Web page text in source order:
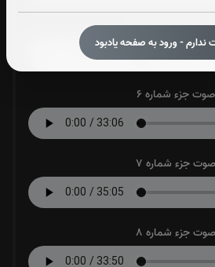
- ورود به صفحه یادبود
صوت جزء شماره 5
صوت جزء شماره 6
صوت جزء شماره 7
صوت جزء شماره 8